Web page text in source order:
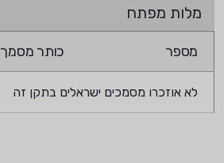
מלות מפתח
מספר כותר מסמך
לא אוזכרו מסמכים ישראלים בתקן זה